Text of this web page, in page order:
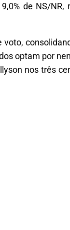
de NS/
optam por
nos três